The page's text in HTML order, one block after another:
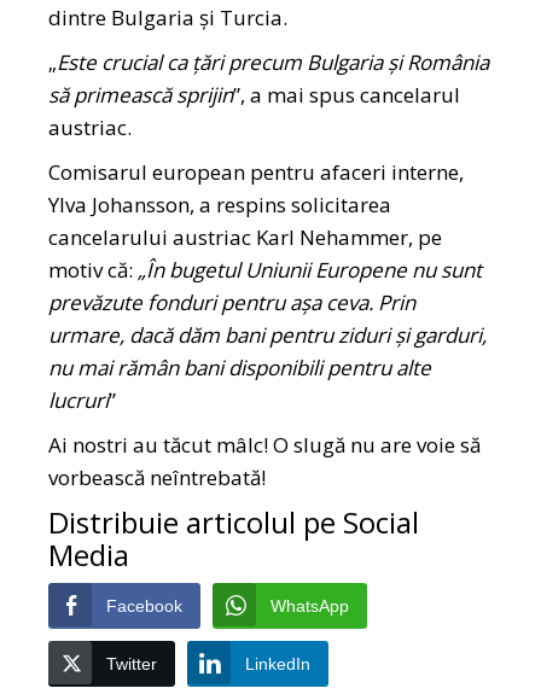
dintre Bulgaria şi Turcia.
„Este crucial ca țări precum Bulgaria și România
să primească sprijin”, a mai spus cancelarul
austriac.
Comisarul european pentru afaceri interne,
Ylva Johansson, a respins solicitarea
cancelarului austriac Karl Nehammer, pe
motiv că: „În bugetul Uniunii Europene nu sunt
prevăzute fonduri pentru aşa ceva. Prin
urmare, dacă dăm bani pentru ziduri şi garduri,
nu mai rămân bani disponibili pentru alte
lucruri”
Ai nostri au tăcut mâlc! O slugă nu are voie să
vorbească neîntrebată!
Distribuie articolul pe Social
Media
Facebook WhatsApp
Twitter LinkedIn